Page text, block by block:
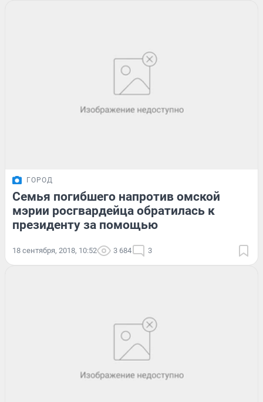
ГОРОД
Семья погибшего напротив омской
мэрии росгвардейца обратилась к
президенту за помощью
18 сентября, 2018, 10:52 3 684 3